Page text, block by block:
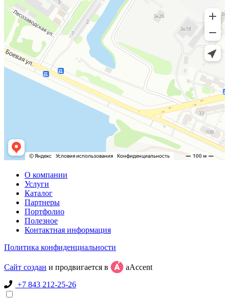
О компании
Услуги
Каталог
Партнеры
Портфолио
Полезное
Контактная информация
Политика конфиденциальности
Сайт создан и продвигается в
aAccent
+7 843 212-25-26